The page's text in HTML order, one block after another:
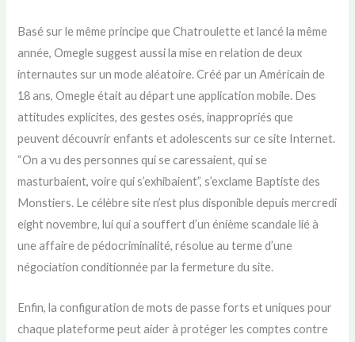
Basé sur le même principe que Chatroulette et lancé la même
année, Omegle suggest aussi la mise en relation de deux
internautes sur un mode aléatoire. Créé par un Américain de
18 ans, Omegle était au départ une application mobile. Des
attitudes explicites, des gestes osés, inappropriés que
peuvent découvrir enfants et adolescents sur ce site Internet.
“On a vu des personnes qui se caressaient, qui se
masturbaient, voire qui s’exhibaient”, s’exclame Baptiste des
Monstiers. Le célèbre site n’est plus disponible depuis mercredi
eight novembre, lui qui a souffert d’un énième scandale lié à
une affaire de pédocriminalité, résolue au terme d’une
négociation conditionnée par la fermeture du site.
Enfin, la configuration de mots de passe forts et uniques pour
chaque plateforme peut aider à protéger les comptes contre